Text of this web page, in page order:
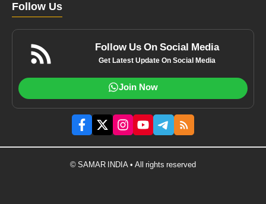
Follow Us
Follow Us On Social Media
Get Latest Update On Social Media
Join Now
© SAMAR INDIA • All rights reserved